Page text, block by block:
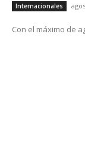
Internacionales
Con el máximo de